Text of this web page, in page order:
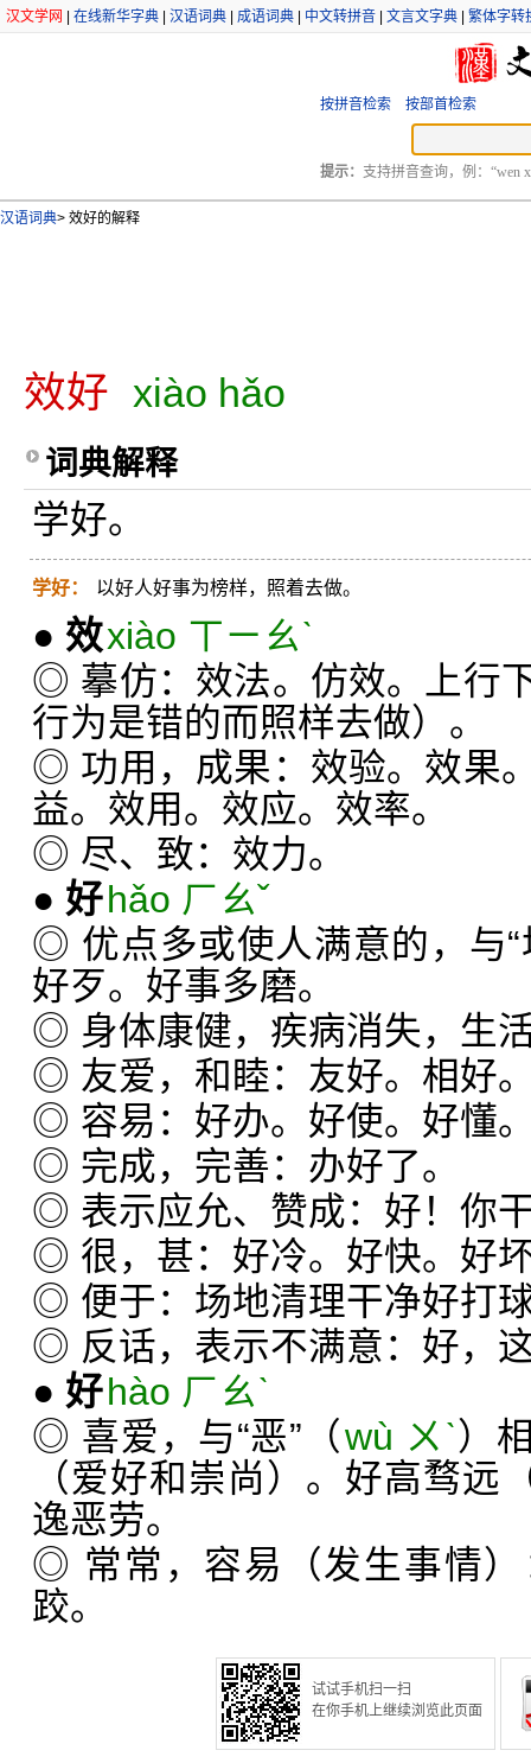
汉文学网 在线新华字典 汉语词典 成语词典 中文转拼音 文言文字典 繁体字转
按拼音检索 按部首检索
提示： 支持拼音查询，例：“wen
汉语词典> 效好的解释
效好 xiào hǎo
词典解释
学好。
学好： 以好人好事为榜样，照着去做。
● 效xiào ㄒㄧㄠˋ
◎ 摹仿：效法。仿效。上行
行为是错的而照样去做）。
◎ 功用，成果：效验。效果
益。效用。效应。效率。
◎ 尽、致：效力。
● 好hǎo ㄏㄠˇ
◎ 优点多或使人满意的，与“
好歹。好事多磨。
◎ 身体康健，疾病消失，生
◎ 友爱，和睦：友好。相好
◎ 容易：好办。好使。好懂
◎ 完成，完善：办好了。
◎ 表示应允、赞成：好！你
◎ 很，甚：好冷。好快。好
◎ 便于：场地清理干净好打
◎ 反话，表示不满意：好，
● 好hào ㄏㄠˋ
◎ 喜爱，与“恶”（wù ㄨˋ）
（爱好和崇尚）。好高骛远
逸恶劳。
◎ 常常，容易（发生事情
跤。
试试手机扫一扫
在你手机上继续浏览此页面